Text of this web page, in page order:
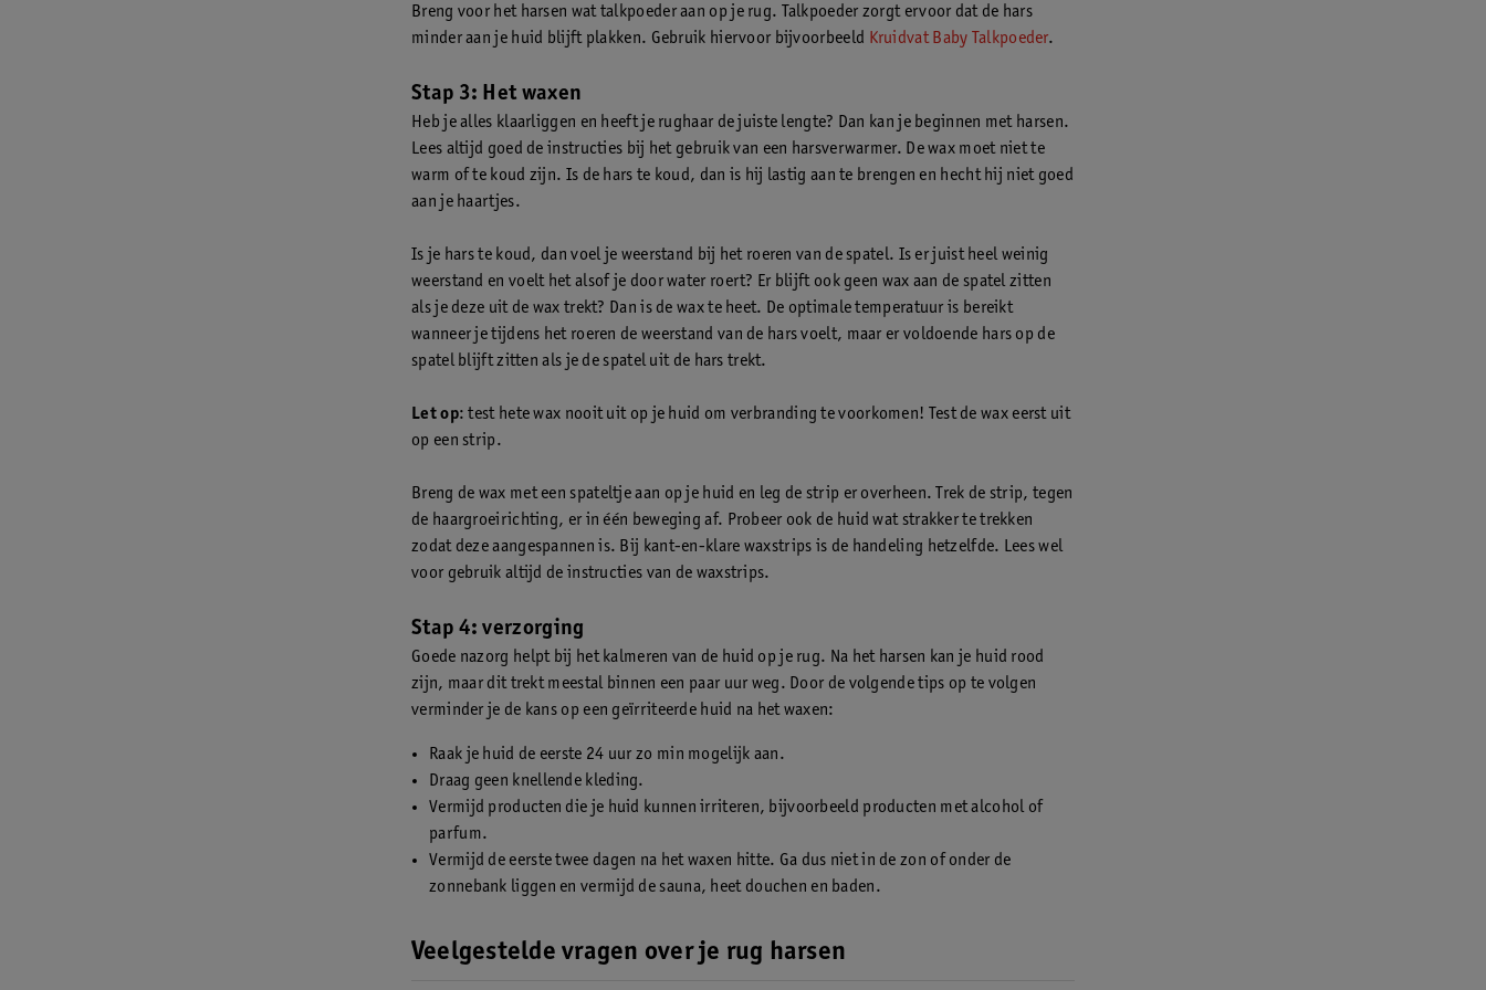
Breng voor het harsen wat talkpoeder aan op je rug. Talkpoeder zorgt ervoor dat de hars
minder aan je huid blijft plakken. Gebruik hiervoor bijvoorbeeld Kruidvat Baby Talkpoeder.
Stap 3: Het waxen
Heb je alles klaarliggen en heeft je rughaar de juiste lengte? Dan kan je beginnen met harsen.
Lees altijd goed de instructies bij het gebruik van een harsverwarmer. De wax moet niet te
warm of te koud zijn. Is de hars te koud, dan is hij lastig aan te brengen en hecht hij niet goed
aan je haartjes.
Is je hars te koud, dan voel je weerstand bij het roeren van de spatel. Is er juist heel weinig
weerstand en voelt het alsof je door water roert? Er blijft ook geen wax aan de spatel zitten
als je deze uit de wax trekt? Dan is de wax te heet. De optimale temperatuur is bereikt
wanneer je tijdens het roeren de weerstand van de hars voelt, maar er voldoende hars op de
spatel blijft zitten als je de spatel uit de hars trekt.
Let op: test hete wax nooit uit op je huid om verbranding te voorkomen! Test de wax eerst uit
op een strip.
Breng de wax met een spateltje aan op je huid en leg de strip er overheen. Trek de strip, tegen
de haargroeirichting, er in één beweging af. Probeer ook de huid wat strakker te trekken
zodat deze aangespannen is. Bij kant-en-klare waxstrips is de handeling hetzelfde. Lees wel
voor gebruik altijd de instructies van de waxstrips.
Stap 4: verzorging
Goede nazorg helpt bij het kalmeren van de huid op je rug. Na het harsen kan je huid rood
zijn, maar dit trekt meestal binnen een paar uur weg. Door de volgende tips op te volgen
verminder je de kans op een geïrriteerde huid na het waxen:
Raak je huid de eerste 24 uur zo min mogelijk aan.
Draag geen knellende kleding.
Vermijd producten die je huid kunnen irriteren, bijvoorbeeld producten met alcohol of
parfum.
Vermijd de eerste twee dagen na het waxen hitte. Ga dus niet in de zon of onder de
zonnebank liggen en vermijd de sauna, heet douchen en baden.
Veelgestelde vragen over je rug harsen